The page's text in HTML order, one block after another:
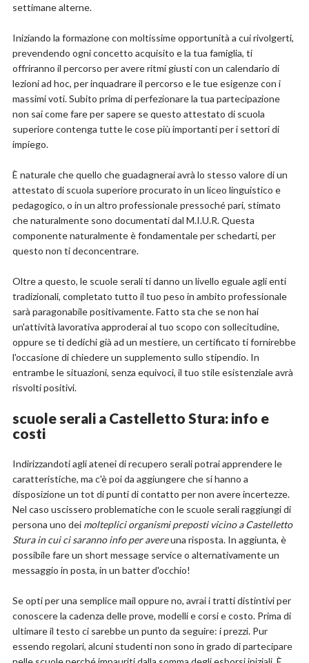
settimane alterne.
Iniziando la formazione con moltissime opportunità a cui rivolgerti,
prevendendo ogni concetto acquisito e la tua famiglia, ti
offriranno il percorso per avere ritmi giusti con un calendario di
lezioni ad hoc, per inquadrare il percorso e le tue esigenze con i
massimi voti. Subito prima di perfezionare la tua partecipazione
non sai come fare per sapere se questo attestato di scuola
superiore contenga tutte le cose più importanti per i settori di
impiego.
È naturale che quello che guadagnerai avrà lo stesso valore di un
attestato di scuola superiore procurato in un liceo linguistico e
pedagogico, o in un altro professionale pressoché pari, stimato
che naturalmente sono documentati dal M.I.U.R. Questa
componente naturalmente è fondamentale per schedarti, per
questo non ti deconcentrare.
Oltre a questo, le scuole serali ti danno un livello eguale agli enti
tradizionali, completato tutto il tuo peso in ambito professionale
sarà paragonabile positivamente. Fatto sta che se non hai
un'attività lavorativa approderai al tuo scopo con sollecitudine,
oppure se ti dedichi già ad un mestiere, un certificato ti fornirebbe
l'occasione di chiedere un supplemento sullo stipendio. In
entrambe le situazioni, senza equivoci, il tuo stile esistenziale avrà
risvolti positivi.
scuole serali a Castelletto Stura: info e
costi
Indirizzandoti agli atenei di recupero serali potrai apprendere le
caratteristiche, ma c'è poi da aggiungere che si hanno a
disposizione un tot di punti di contatto per non avere incertezze.
Nel caso uscissero problematiche con le scuole serali raggiungi di
persona uno dei molteplici organismi preposti vicino a Castelletto
Stura in cui ci saranno info per avereuna risposta. In aggiunta, è
possibile fare un short message service o alternativamente un
messaggio in posta, in un batter d'occhio!
Se opti per una semplice mail oppure no, avrai i tratti distintivi per
conoscere la cadenza delle prove, modelli e corsi e costo. Prima di
ultimare il testo ci sarebbe un punto da seguire: i prezzi. Pur
essendo regolari, alcuni studenti non sono in grado di partecipare